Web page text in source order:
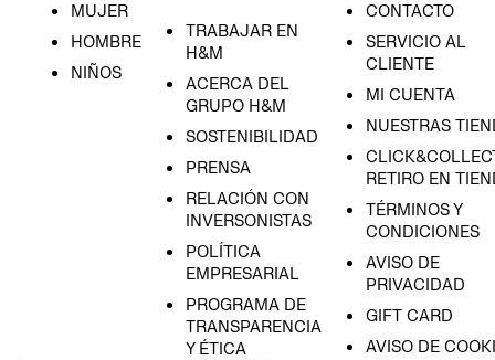
MUJER
HOMBRE
NIÑOS
TRABAJAR EN
H&M
ACERCA DEL
GRUPO H&M
SOSTENIBILIDAD
PRENSA
RELACIÓN CON
INVERSONISTAS
POLÍTICA
EMPRESARIAL
PROGRAMA DE
TRANSPARENCIA
Y ÉTICA
CONTACTO
SERVICIO AL
CLIENTE
MI CUENTA
NUESTRAS
RETIRO EN
TÉRMINOS Y
CONDICIONES
AVISO DE
PRIVACIDAD
GIFT CARD
AVISO DE